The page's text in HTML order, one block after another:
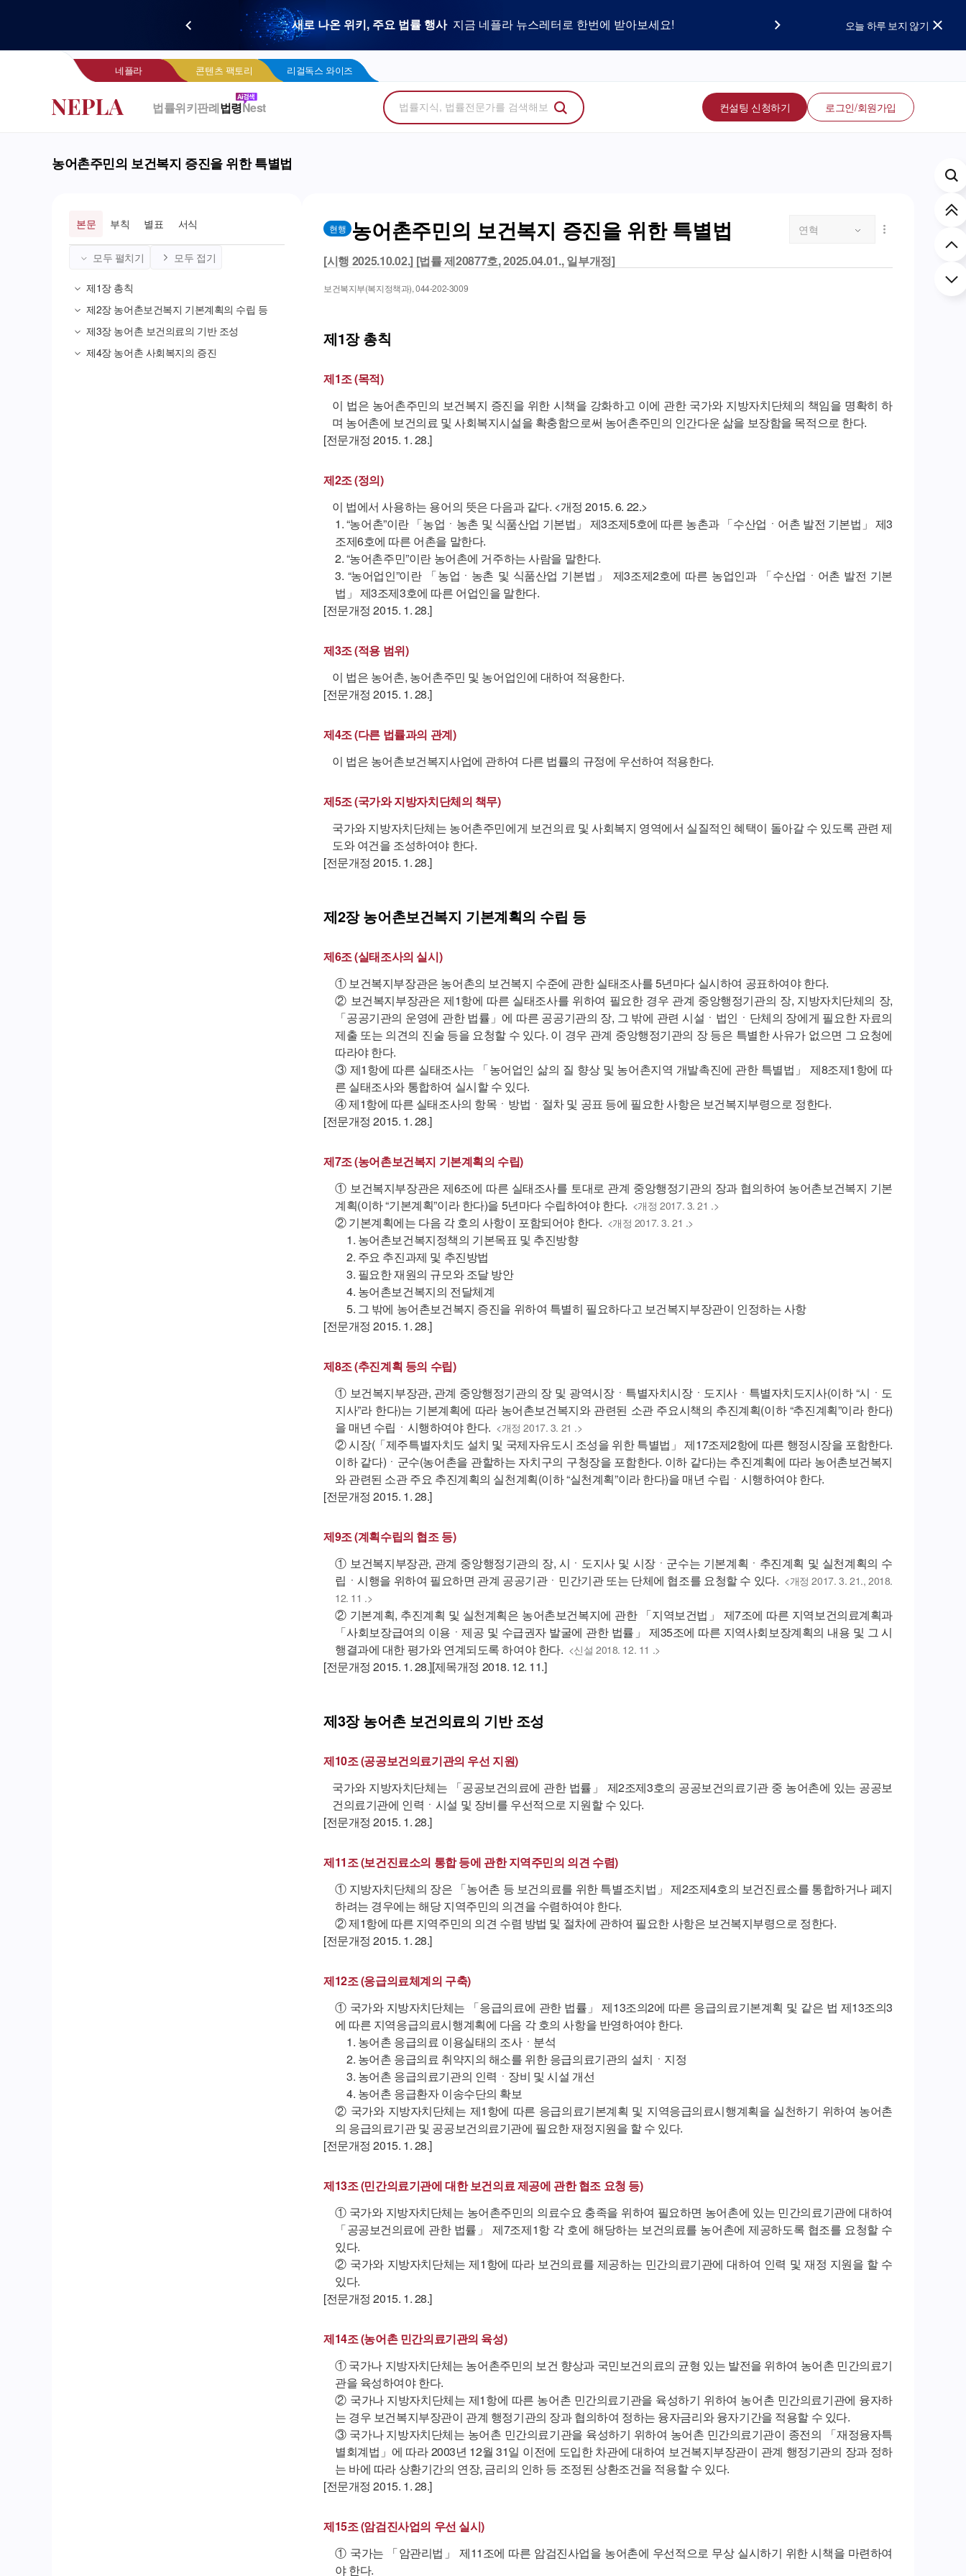
우리 로펌 홈페이지,
콘텐츠 팩토리에서 기고문 1개로 매일 연성하세요.
새로 나온 위키, 주요 법률 행사 지금 네플라 뉴스레터로 한번에 받아보세요!
LegalDocs
Wise 리걸독스 와이즈프로 사전등록 신청하기
네플라 광고 문의 법률 소비자에게 지금 당신의 브랜드를 보여주세요! 오늘 하루 보지 않기
네플라 콘텐츠 팩토리 리걸독스 와이즈
법률위키판례법령Nest 컨설팅 신청하기 로그인/회원가입
농어촌주민의 보건복지 증진을 위한 특별법
본문 부칙 별표 서식
모두 펼치기 모두 접기
제1장 총칙
제2장 농어촌보건복지 기본계획의 수립 등
제3장 농어촌 보건의료의 기반 조성
제4장 농어촌 사회복지의 증진
현행 농어촌주민의 보건복지 증진을 위한 특별법 연혁
[시행 2025.10.02.] [법률 제20877호, 2025.04.01., 일부개정]
보건복지부(복지정책과), 044-202-3009
제1장 총칙
제1조 (목적)
이 법은 농어촌주민의 보건복지 증진을 위한 시책을 강화하고 이에 관한 국가와 지방자치단체의 책임을 명확히 하
며 농어촌에 보건의료 및 사회복지시설을 확충함으로써 농어촌주민의 인간다운 삶을 보장함을 목적으로 한다.
[전문개정 2015. 1. 28.]
제2조 (정의)
이 법에서 사용하는 용어의 뜻은 다음과 같다. <개정 2015. 6. 22.>
1. “농어촌”이란 「농업ㆍ농촌 및 식품산업 기본법」 제3조제5호에 따른 농촌과 「수산업ㆍ어촌 발전 기본법」 제3
조제6호에 따른 어촌을 말한다.
2. “농어촌주민”이란 농어촌에 거주하는 사람을 말한다.
3. “농어업인”이란 「농업ㆍ농촌 및 식품산업 기본법」 제3조제2호에 따른 농업인과 「수산업ㆍ어촌 발전 기본
법」 제3조제3호에 따른 어업인을 말한다.
[전문개정 2015. 1. 28.]
제3조 (적용 범위)
이 법은 농어촌, 농어촌주민 및 농어업인에 대하여 적용한다.
[전문개정 2015. 1. 28.]
제4조 (다른 법률과의 관계)
이 법은 농어촌보건복지사업에 관하여 다른 법률의 규정에 우선하여 적용한다.
제5조 (국가와 지방자치단체의 책무)
국가와 지방자치단체는 농어촌주민에게 보건의료 및 사회복지 영역에서 실질적인 혜택이 돌아갈 수 있도록 관련 제
도와 여건을 조성하여야 한다.
[전문개정 2015. 1. 28.]
제2장 농어촌보건복지 기본계획의 수립 등
제6조 (실태조사의 실시)
① 보건복지부장관은 농어촌의 보건복지 수준에 관한 실태조사를 5년마다 실시하여 공표하여야 한다.
② 보건복지부장관은 제1항에 따른 실태조사를 위하여 필요한 경우 관계 중앙행정기관의 장, 지방자치단체의 장,
「공공기관의 운영에 관한 법률」에 따른 공공기관의 장, 그 밖에 관련 시설ㆍ법인ㆍ단체의 장에게 필요한 자료의
제출 또는 의견의 진술 등을 요청할 수 있다. 이 경우 관계 중앙행정기관의 장 등은 특별한 사유가 없으면 그 요청에
따라야 한다.
③ 제1항에 따른 실태조사는 「농어업인 삶의 질 향상 및 농어촌지역 개발촉진에 관한 특별법」 제8조제1항에 따
른 실태조사와 통합하여 실시할 수 있다.
④ 제1항에 따른 실태조사의 항목ㆍ방법ㆍ절차 및 공표 등에 필요한 사항은 보건복지부령으로 정한다.
[전문개정 2015. 1. 28.]
제7조 (농어촌보건복지 기본계획의 수립)
① 보건복지부장관은 제6조에 따른 실태조사를 토대로 관계 중앙행정기관의 장과 협의하여 농어촌보건복지 기본
계획(이하 “기본계획”이라 한다)을 5년마다 수립하여야 한다. <개정 2017. 3. 21 .>
② 기본계획에는 다음 각 호의 사항이 포함되어야 한다. <개정 2017. 3. 21 .>
1. 농어촌보건복지정책의 기본목표 및 추진방향
2. 주요 추진과제 및 추진방법
3. 필요한 재원의 규모와 조달 방안
4. 농어촌보건복지의 전달체계
5. 그 밖에 농어촌보건복지 증진을 위하여 특별히 필요하다고 보건복지부장관이 인정하는 사항
[전문개정 2015. 1. 28.]
제8조 (추진계획 등의 수립)
① 보건복지부장관, 관계 중앙행정기관의 장 및 광역시장ㆍ특별자치시장ㆍ도지사ㆍ특별자치도지사(이하 “시ㆍ도
지사”라 한다)는 기본계획에 따라 농어촌보건복지와 관련된 소관 주요시책의 추진계획(이하 “추진계획”이라 한다)
을 매년 수립ㆍ시행하여야 한다. <개정 2017. 3. 21 .>
② 시장(「제주특별자치도 설치 및 국제자유도시 조성을 위한 특별법」 제17조제2항에 따른 행정시장을 포함한다.
이하 같다)ㆍ군수(농어촌을 관할하는 자치구의 구청장을 포함한다. 이하 같다)는 추진계획에 따라 농어촌보건복지
와 관련된 소관 주요 추진계획의 실천계획(이하 “실천계획”이라 한다)을 매년 수립ㆍ시행하여야 한다.
[전문개정 2015. 1. 28.]
제9조 (계획수립의 협조 등)
① 보건복지부장관, 관계 중앙행정기관의 장, 시ㆍ도지사 및 시장ㆍ군수는 기본계획ㆍ추진계획 및 실천계획의 수
립ㆍ시행을 위하여 필요하면 관계 공공기관ㆍ민간기관 또는 단체에 협조를 요청할 수 있다. <개정 2017. 3. 21., 2018.
12. 11 .>
② 기본계획, 추진계획 및 실천계획은 농어촌보건복지에 관한 「지역보건법」 제7조에 따른 지역보건의료계획과
「사회보장급여의 이용ㆍ제공 및 수급권자 발굴에 관한 법률」 제35조에 따른 지역사회보장계획의 내용 및 그 시
행결과에 대한 평가와 연계되도록 하여야 한다. <신설 2018. 12. 11 .>
[전문개정 2015. 1. 28.][제목개정 2018. 12. 11.]
제3장 농어촌 보건의료의 기반 조성
제10조 (공공보건의료기관의 우선 지원)
국가와 지방자치단체는 「공공보건의료에 관한 법률」 제2조제3호의 공공보건의료기관 중 농어촌에 있는 공공보
건의료기관에 인력ㆍ시설 및 장비를 우선적으로 지원할 수 있다.
[전문개정 2015. 1. 28.]
제11조 (보건진료소의 통합 등에 관한 지역주민의 의견 수렴)
① 지방자치단체의 장은 「농어촌 등 보건의료를 위한 특별조치법」 제2조제4호의 보건진료소를 통합하거나 폐지
하려는 경우에는 해당 지역주민의 의견을 수렴하여야 한다.
② 제1항에 따른 지역주민의 의견 수렴 방법 및 절차에 관하여 필요한 사항은 보건복지부령으로 정한다.
[전문개정 2015. 1. 28.]
제12조 (응급의료체계의 구축)
① 국가와 지방자치단체는 「응급의료에 관한 법률」 제13조의2에 따른 응급의료기본계획 및 같은 법 제13조의3
에 따른 지역응급의료시행계획에 다음 각 호의 사항을 반영하여야 한다.
1. 농어촌 응급의료 이용실태의 조사ㆍ분석
2. 농어촌 응급의료 취약지의 해소를 위한 응급의료기관의 설치ㆍ지정
3. 농어촌 응급의료기관의 인력ㆍ장비 및 시설 개선
4. 농어촌 응급환자 이송수단의 확보
② 국가와 지방자치단체는 제1항에 따른 응급의료기본계획 및 지역응급의료시행계획을 실천하기 위하여 농어촌
의 응급의료기관 및 공공보건의료기관에 필요한 재정지원을 할 수 있다.
[전문개정 2015. 1. 28.]
제13조 (민간의료기관에 대한 보건의료 제공에 관한 협조 요청 등)
① 국가와 지방자치단체는 농어촌주민의 의료수요 충족을 위하여 필요하면 농어촌에 있는 민간의료기관에 대하여
「공공보건의료에 관한 법률」 제7조제1항 각 호에 해당하는 보건의료를 농어촌에 제공하도록 협조를 요청할 수
있다.
② 국가와 지방자치단체는 제1항에 따라 보건의료를 제공하는 민간의료기관에 대하여 인력 및 재정 지원을 할 수
있다.
[전문개정 2015. 1. 28.]
제14조 (농어촌 민간의료기관의 육성)
① 국가나 지방자치단체는 농어촌주민의 보건 향상과 국민보건의료의 균형 있는 발전을 위하여 농어촌 민간의료기
관을 육성하여야 한다.
② 국가나 지방자치단체는 제1항에 따른 농어촌 민간의료기관을 육성하기 위하여 농어촌 민간의료기관에 융자하
는 경우 보건복지부장관이 관계 행정기관의 장과 협의하여 정하는 융자금리와 융자기간을 적용할 수 있다.
③ 국가나 지방자치단체는 농어촌 민간의료기관을 육성하기 위하여 농어촌 민간의료기관이 종전의 「재정융자특
별회계법」에 따라 2003년 12월 31일 이전에 도입한 차관에 대하여 보건복지부장관이 관계 행정기관의 장과 정하
는 바에 따라 상환기간의 연장, 금리의 인하 등 조정된 상환조건을 적용할 수 있다.
[전문개정 2015. 1. 28.]
제15조 (암검진사업의 우선 실시)
① 국가는 「암관리법」 제11조에 따른 암검진사업을 농어촌에 우선적으로 무상 실시하기 위한 시책을 마련하여
야 한다.